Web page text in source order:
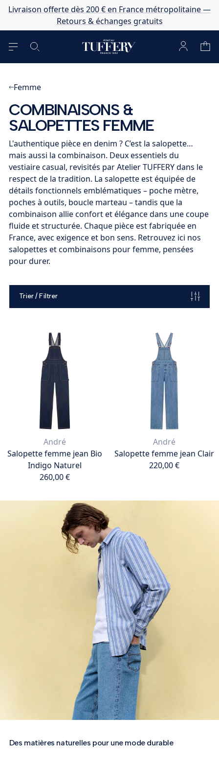
Livraison offerte dès 200 € en France métropolitaine —
Retours & échanges gratuits
Femme
COMBINAISONS &
SALOPETTES FEMME
L'authentique pièce en denim ? C’est la salopette…
mais aussi la combinaison. Deux essentiels du
vestiaire casual, revisités par Atelier TUFFERY dans le
respect de la tradition. La salopette est équipée de
détails fonctionnels emblématiques – poche mètre,
poches à outils, boucle marteau – tandis que la
combinaison allie confort et élégance dans une coupe
fluide et structurée. Chaque pièce est fabriquée en
France, avec exigence et bon sens. Retrouvez ici nos
salopettes et combinaisons pour femme, pensées
pour durer.
Trier / Filtrer
André
Salopette femme jean Bio
Indigo Naturel
260,00 €
Ajouter au panier 260,00 €
André
Salopette femme jean Clair
220,00 €
Des matières naturelles pour une mode durable